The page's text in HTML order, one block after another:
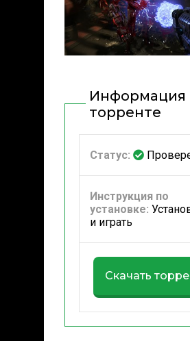
Информация
торренте
Статус:
Инструкция по
установке:
и играть
Скачать